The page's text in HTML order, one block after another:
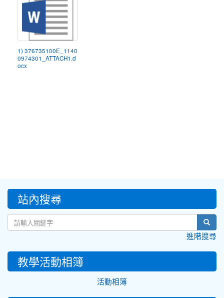
1) 376735100E_1140
0974301_ATTACH1.d
ocx
::: 站內搜尋
進階搜尋
教學活動相簿
活動相簿